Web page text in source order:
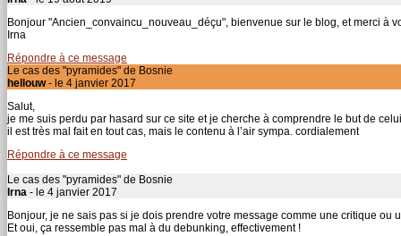
Bonjour "Ancien_convaincu_nouveau_déçu", bienvenue sur le blog, et merci à
Irna
Répondre à ce message
Le cas des "pyramides" de Bosnie
hellouw- le 4 janvier 2017
Salut,
je me suis perdu par hasard sur ce site et je cherche à comprendre le but de
il est très mal fait en tout cas, mais le contenu à l’air sympa. cordialement
Répondre à ce message
Le cas des "pyramides" de Bosnie
Irna - le 4 janvier 2017
Bonjour, je ne sais pas si je dois prendre votre message comme une critique ou
Et oui, ça ressemble pas mal à du debunking, effectivement !